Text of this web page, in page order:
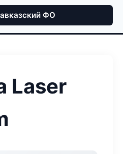
ФО
Laser